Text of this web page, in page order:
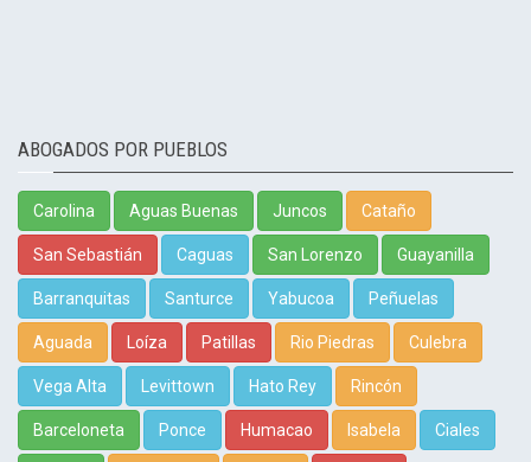
ABOGADOS POR PUEBLOS
Carolina Aguas Buenas Juncos Cataño
San Sebastián Caguas San Lorenzo Guayanilla
Barranquitas Santurce Yabucoa Peñuelas
Aguada Loíza Patillas Rio Piedras Culebra
Vega Alta Levittown Hato Rey Rincón
Barceloneta Ponce Humacao Isabela Ciales